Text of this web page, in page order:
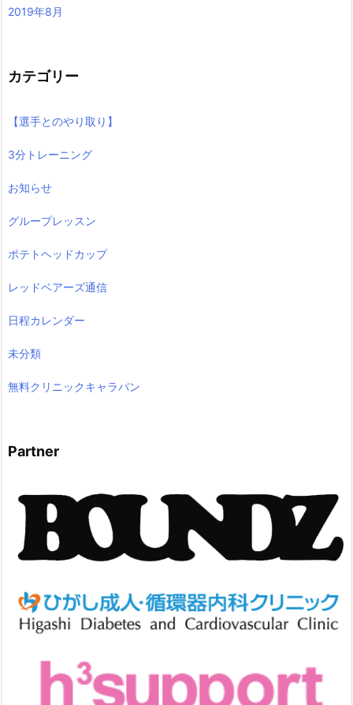
2019年8月
カテゴリー
【選手とのやり取り】
3分トレーニング
お知らせ
グループレッスン
ポテトヘッドカップ
レッドベアーズ通信
日程カレンダー
未分類
無料クリニックキャラバン
Partner